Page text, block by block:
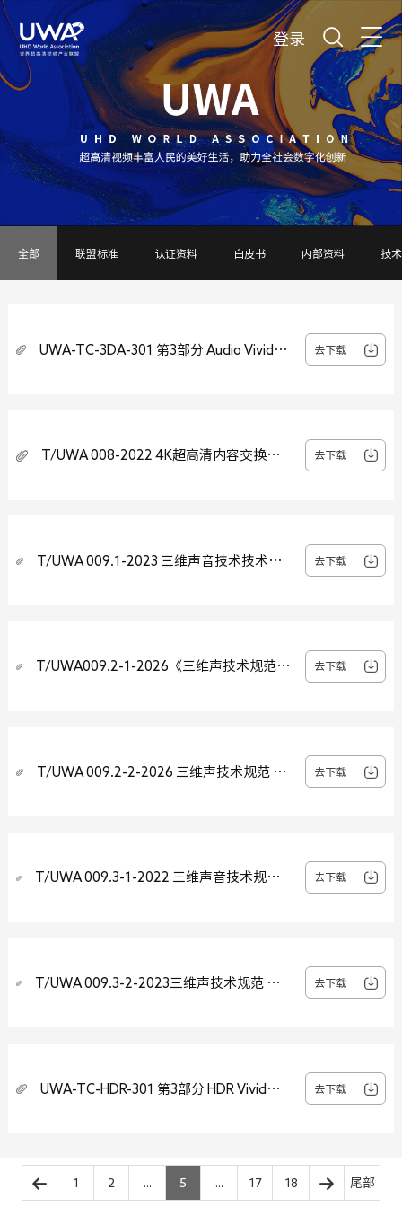
登录
全部 联盟标准 认证资料 白皮书 内部资料 技
UWA-TC-3DA-301 第3部分 Audio Vivid认
去下载
T/UWA 008-2022 4K超高清内容交换参
去下载
T/UWA 009.1-2023 三维声音技术技术规
去下载
T/UWA009.2-1-2026《三维声技术规范
去下载
T/UWA 009.2-2-2026 三维声技术规范 第
去下载
T/UWA 009.3-1-2022 三维声音技术规范
去下载
T/UWA 009.3-2-2023三维声技术规范 第
去下载
UWA-TC-HDR-301 第3部分 HDR Vivid认
去下载
1 2 ... 5 ... 17 18 尾部